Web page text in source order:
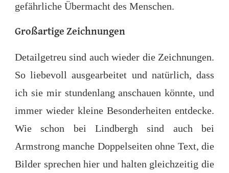
gefährliche Übermacht des Menschen.
Großartige Zeichnungen
Detailgetreu sind auch wieder die Zeichnungen.
So liebevoll ausgearbeitet und natürlich, dass
ich sie mir stundenlang anschauen könnte, und
immer wieder kleine Besonderheiten entdecke.
Wie schon bei Lindbergh sind auch bei
Armstrong manche Doppelseiten ohne Text, die
Bilder sprechen hier und halten gleichzeitig die